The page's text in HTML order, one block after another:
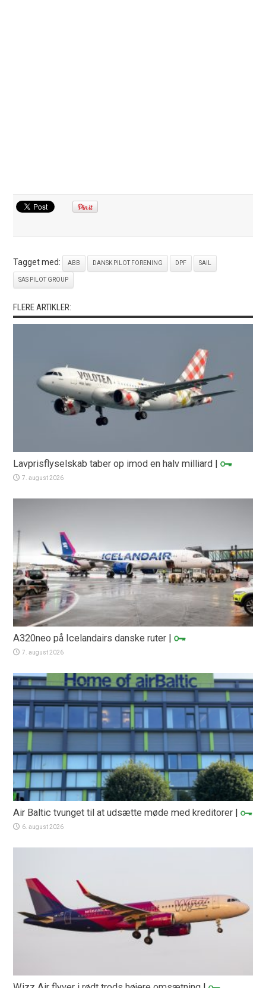
Tagget med: ABB DANSK PILOT FORENING DPF SAIL
SAS PILOT GROUP
FLERE ARTIKLER:
Lavprisflyselskab taber op imod en halv milliard |
7. august 2026
A320neo på Icelandairs danske ruter |
7. august 2026
Air Baltic tvunget til at udsætte møde med kreditorer |
6. august 2026